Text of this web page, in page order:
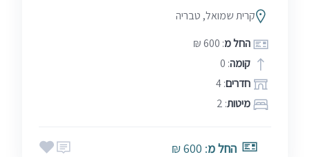
קרית שמואל, טבריה
החל מ: 600 ₪
קומה: 0
חדרים: 4
מיטות: 2
החל מ: 600 ₪